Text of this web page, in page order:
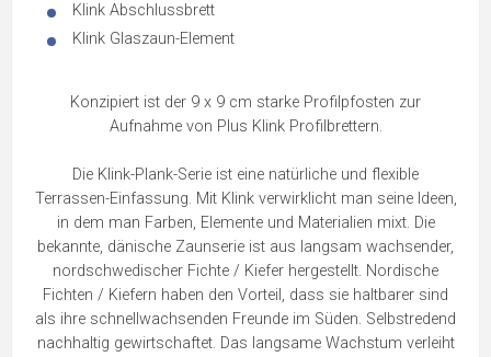
Klink Abschlussbrett
Klink Glaszaun-Element
Konzipiert ist der 9 x 9 cm starke Profilpfosten zur
Aufnahme von Plus Klink Profilbrettern.
Die Klink-Plank-Serie ist eine natürliche und flexible
Terrassen-Einfassung. Mit Klink verwirklicht man seine Ideen,
in dem man Farben, Elemente und Materialien mixt. Die
bekannte, dänische Zaunserie ist aus langsam wachsender,
nordschwedischer Fichte / Kiefer hergestellt. Nordische
Fichten / Kiefern haben den Vorteil, dass sie haltbarer sind
als ihre schnellwachsenden Freunde im Süden. Selbstredend
nachhaltig gewirtschaftet. Das langsame Wachstum verleiht